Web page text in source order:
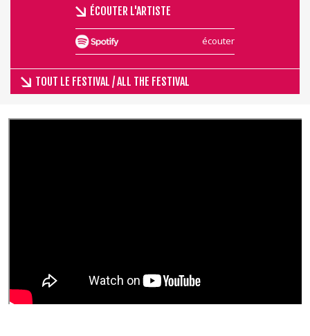
ÉCOUTER L'ARTISTE
écouter
TOUT LE FESTIVAL / ALL THE FESTIVAL